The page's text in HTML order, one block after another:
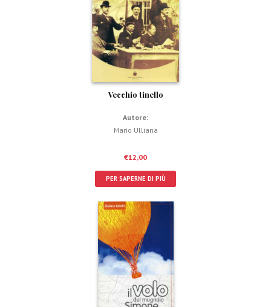
Vecchio tinello
Autore:
Mario Ulliana
€12,00
PER SAPERNE DI PIÙ